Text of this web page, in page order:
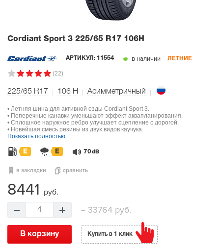
Cordiant Sport 3 225/65 R17 106H
АРТИКУЛ: 11554 в наличии ЛЕТНИЕ
(22)
225/65 R17 106 H Асимметричный
• Летняя шина для активной езды Cordiant Sport 3.
• Поперечные канавки уменьшают эффект аквапланирования.
• Сплошное наружное ребро улучшает сцепление с дорогой.
• Новейшая смесь резины из двух видов каучука.
Показать полностью
E E 70 dB
в закладки сравнить
8441 руб.
4 =33764 руб.
В корзину Купить в 1 клик